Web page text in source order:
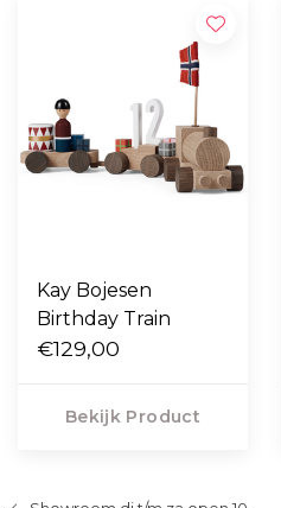
Kay Bojesen
Birthday Train
€129,00
Bekijk Product